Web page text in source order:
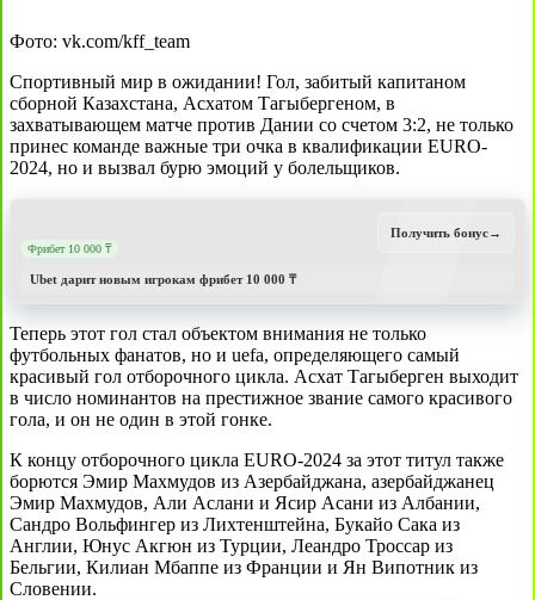
Фото: vk.com/kff_team
Спортивный мир в ожидании! Гол, забитый капитаном
сборной Казахстана, Асхатом Тагыбергеном, в
захватывающем матче против Дании со счетом 3:2, не только
принес команде важные три очка в квалификации EURO-
2024, но и вызвал бурю эмоций у болельщиков.
Фрибет 10 000 ₸
Ubet дарит новым игрокам фрибет 10 000 ₸
Получить бонус→
Теперь этот гол стал объектом внимания не только
футбольных фанатов, но и uefa, определяющего самый
красивый гол отборочного цикла. Асхат Тагыберген выходит
в число номинантов на престижное звание самого красивого
гола, и он не один в этой гонке.
К концу отборочного цикла EURO-2024 за этот титул также
борются Эмир Махмудов из Азербайджана, азербайджанец
Эмир Махмудов, Али Аслани и Ясир Асани из Албании,
Сандро Вольфингер из Лихтенштейна, Букайо Сака из
Англии, Юнус Акгюн из Турции, Леандро Троссар из
Бельгии, Килиан Мбаппе из Франции и Ян Випотник из
Словении.